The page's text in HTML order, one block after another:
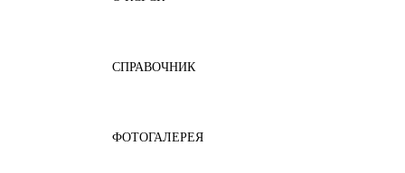
СПРАВОЧНИК
ФОТОГАЛЕРЕЯ